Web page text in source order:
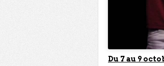
Du 7 au 9